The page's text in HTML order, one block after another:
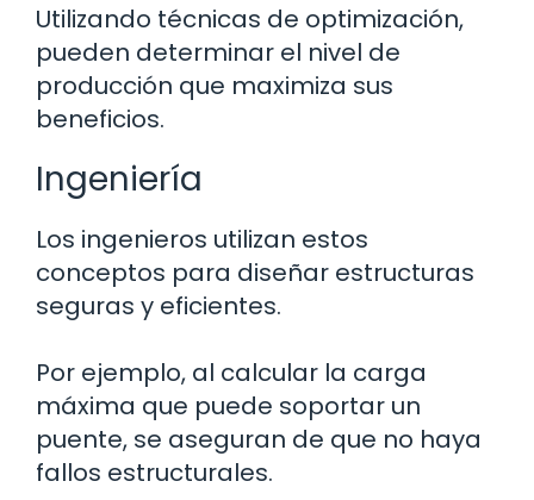
Utilizando técnicas de optimización,
pueden determinar el nivel de
producción que maximiza sus
beneficios.
Ingeniería
Los ingenieros utilizan estos
conceptos para diseñar estructuras
seguras y eficientes.
Por ejemplo, al calcular la carga
máxima que puede soportar un
puente, se aseguran de que no haya
fallos estructurales.